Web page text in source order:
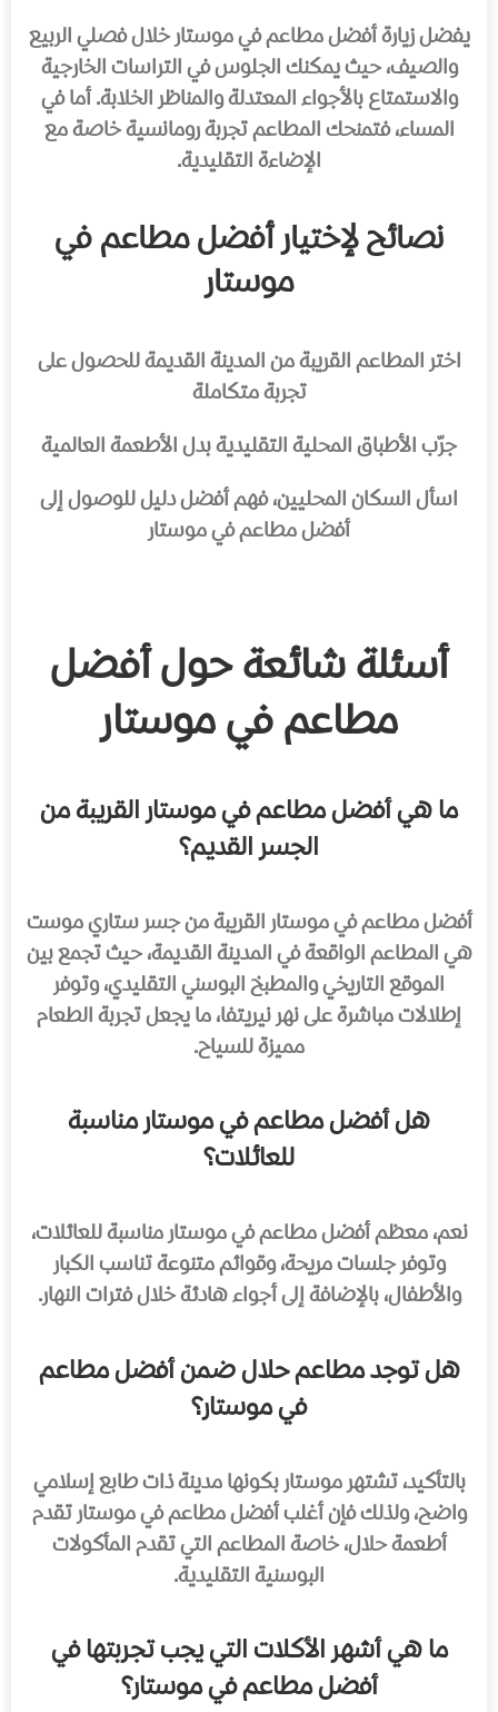
يفضل زيارة أفضل مطاعم في موستار خلال فصلي الربيع
والصيف، حيث يمكنك الجلوس في التراسات الخارجية
والاستمتاع بالأجواء المعتدلة والمناظر الخلابة. أما في
المساء، فتمنحك المطاعم تجربة رومانسية خاصة مع
الإضاءة التقليدية.
نصائح لإختيار أفضل مطاعم في
موستار
اختر المطاعم القريبة من المدينة القديمة للحصول على
تجربة متكاملة
جرّب الأطباق المحلية التقليدية بدل الأطعمة العالمية
اسأل السكان المحليين، فهم أفضل دليل للوصول إلى
أفضل مطاعم في موستار
أسئلة شائعة حول أفضل
مطاعم في موستار
ما هي أفضل مطاعم في موستار القريبة من
الجسر القديم؟
أفضل مطاعم في موستار القريبة من جسر ستاري موست
هي المطاعم الواقعة في المدينة القديمة، حيث تجمع بين
الموقع التاريخي والمطبخ البوسني التقليدي، وتوفر
إطلالات مباشرة على نهر نيريتفا، ما يجعل تجربة الطعام
مميزة للسياح.
هل أفضل مطاعم في موستار مناسبة
للعائلات؟
نعم، معظم أفضل مطاعم في موستار مناسبة للعائلات،
وتوفر جلسات مريحة، وقوائم متنوعة تناسب الكبار
والأطفال، بالإضافة إلى أجواء هادئة خلال فترات النهار.
هل توجد مطاعم حلال ضمن أفضل مطاعم
في موستار؟
بالتأكيد، تشتهر موستار بكونها مدينة ذات طابع إسلامي
واضح، ولذلك فإن أغلب أفضل مطاعم في موستار تقدم
أطعمة حلال، خاصة المطاعم التي تقدم المأكولات
البوسنية التقليدية.
ما هي أشهر الأكلات التي يجب تجربتها في
أفضل مطاعم في موستار؟